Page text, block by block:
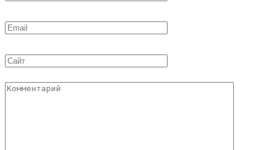
Email
Сайт
Комментарий